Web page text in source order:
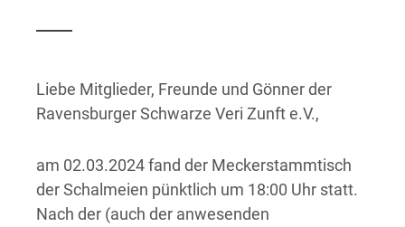
Liebe Mitglieder, Freunde und Gönner der
Ravensburger Schwarze Veri Zunft e.V.,
am 02.03.2024 fand der Meckerstammtisch
der Schalmeien pünktlich um 18:00 Uhr statt.
Nach der (auch der anwesenden